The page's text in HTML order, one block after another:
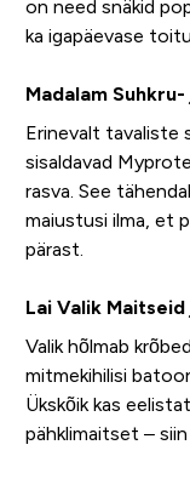
on need snäkid
ka igapäevase
Madalam Suhkru-
Erinevalt tavaliste
sisaldavad
rasva. See
maiustusi ilma, et
pärast.
Lai Valik
Valik hõlmab
mitmekihilisi
Ükskõik kas
pähklimaitset –